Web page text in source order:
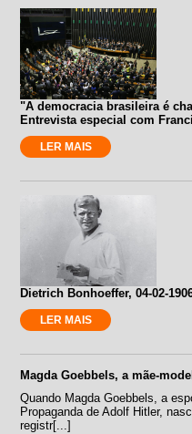
"A democracia brasileira é
Entrevista especial com
LER MAIS
Dietrich Bonhoeffer, 04-02-
LER MAIS
Magda Goebbels, a mãe-
Quando Magda Goebbels, a
Propaganda de Adolf Hitler,
registr[...]